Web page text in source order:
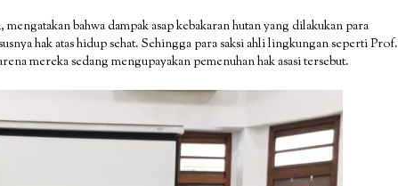
bahwa dampak asap kebakaran hutan yang dilakukan para
hak atas hidup sehat. Sehingga para saksi ahli lingkungan seperti Prof.
mereka sedang mengupayakan pemenuhan hak asasi tersebut.